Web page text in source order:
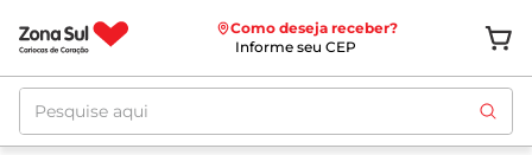
Como deseja receber?
Informe seu CEP
Pesquise aqui